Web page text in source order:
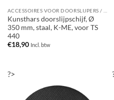
Kunsthars doorslijpschijf, Ø
350 mm, staal, K-ME, voor TS
440
€18,90 Incl. btw
?>